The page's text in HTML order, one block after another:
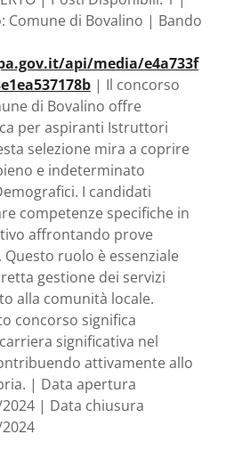
ufficio
-
Comune di
Comune di Bovalino | Bando
api/media/e4a733f
| Il concorso
di Bovalino offre
per aspiranti Istruttori
selezione mira a coprire
e indeterminato
I candidati
competenze specifiche in
affrontando prove
ruolo è essenziale
gestione dei servizi
alla comunità locale.
concorso significa
significativa nel
attivamente allo
| Data apertura
| Data chiusura